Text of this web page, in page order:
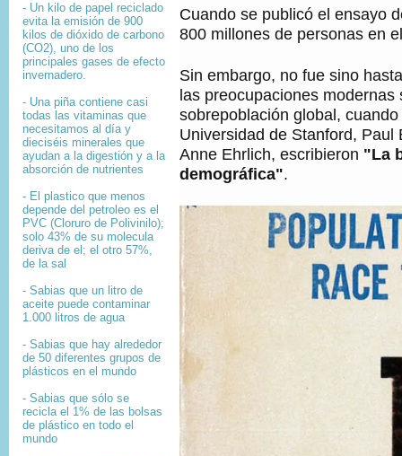
- Un kilo de papel reciclado
evita la emisión de 900
kilos de dióxido de carbono
(CO2), uno de los
principales gases de efecto
invernadero.
- Una piña contiene casi
todas las vitaminas que
necesitamos al día y
dieciséis minerales que
ayudan a la digestión y a la
absorción de nutrientes
- El plastico que menos
depende del petroleo es el
PVC (Cloruro de Polivinilo);
solo 43% de su molecula
deriva de el; el otro 57%,
de la sal
- Sabias que un litro de
aceite puede contaminar
1.000 litros de agua
- Sabias que hay alrededor
de 50 diferentes grupos de
plásticos en el mundo
- Sabias que sólo se
recicla el 1% de las bolsas
de plástico en todo el
mundo
Cuando se publicó el ensayo
800 millones de personas en
Sin embargo, no fue sino
las preocupaciones modernas
sobrepoblación global,
Universidad de Stanford, Paul
Anne Ehrlich, escribieron "La
demográfica".